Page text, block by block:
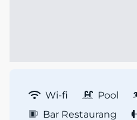
Wi-fi Pool
Bar Restaurang